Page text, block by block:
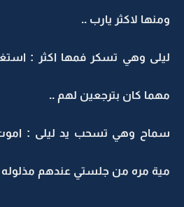
ومنها لاكثر يارب ..
ليلى وهي تسكر فمها اكثر :
مهما كان بترجعين لهم ..
سماح وهي تسحب يد ليلى :
مية مره من جلستي عندهم مذلوله